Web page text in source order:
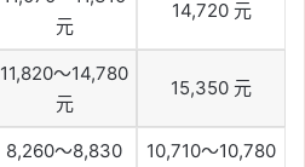
元
14,720 元
11,820～14,780
元
15,350 元
8,260～8,830
10,710～10,780